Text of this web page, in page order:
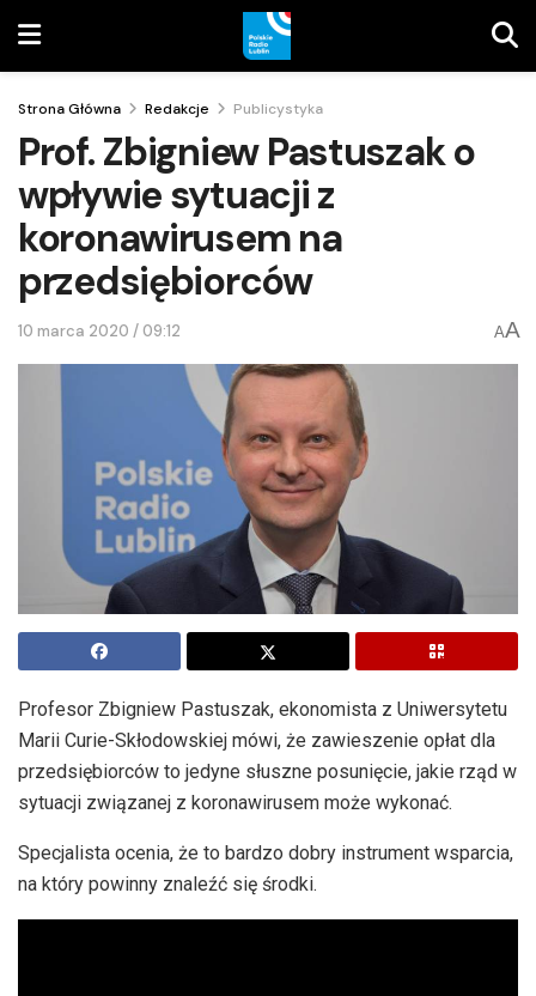
Strona Główna Redakcje Publicystyka
Prof. Zbigniew Pastuszak o
wpływie sytuacji z
koronawirusem na
przedsiębiorców
10 marca 2020 / 09:12 AA
Profesor Zbigniew Pastuszak, ekonomista z Uniwersytetu
Marii Curie-Skłodowskiej mówi, że zawieszenie opłat dla
przedsiębiorców to jedyne słuszne posunięcie, jakie rząd w
sytuacji związanej z koronawirusem może wykonać.
Specjalista ocenia, że to bardzo dobry instrument wsparcia,
na który powinny znaleźć się środki.